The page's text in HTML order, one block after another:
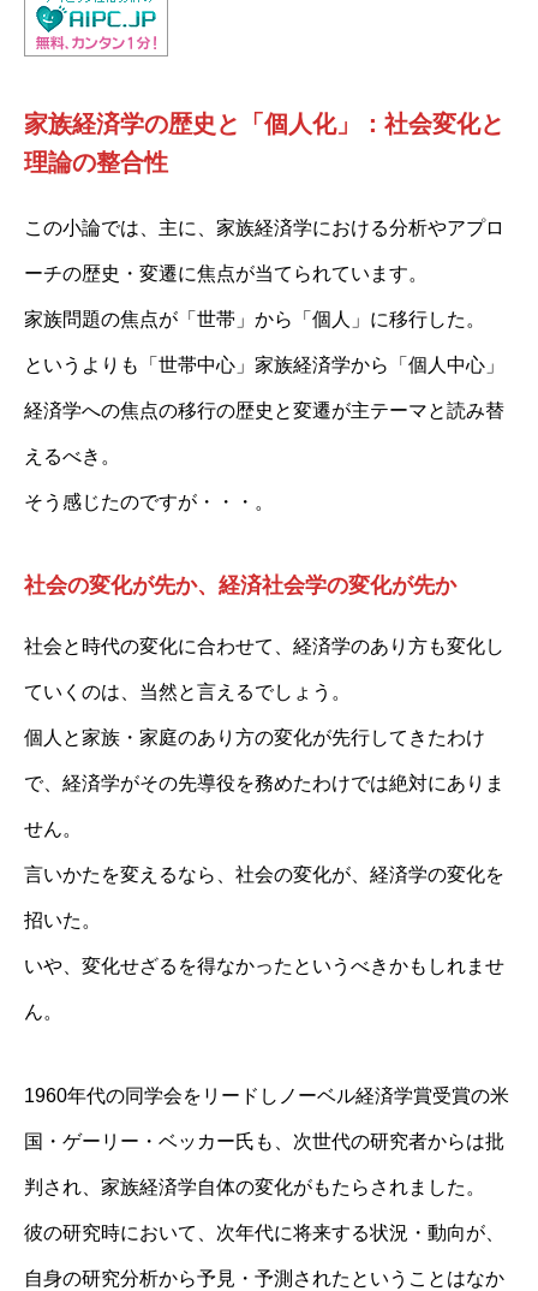
家族経済学の歴史と「個人化」：社会変化と
理論の整合性
この小論では、主に、家族経済学における分析やアプロ
ーチの歴史・変遷に焦点が当てられています。
家族問題の焦点が「世帯」から「個人」に移行した。
というよりも「世帯中心」家族経済学から「個人中心」
経済学への焦点の移行の歴史と変遷が主テーマと読み替
えるべき。
そう感じたのですが・・・。
社会の変化が先か、経済社会学の変化が先か
社会と時代の変化に合わせて、経済学のあり方も変化し
ていくのは、当然と言えるでしょう。
個人と家族・家庭のあり方の変化が先行してきたわけ
で、経済学がその先導役を務めたわけでは絶対にありま
せん。
言いかたを変えるなら、社会の変化が、経済学の変化を
招いた。
いや、変化せざるを得なかったというべきかもしれませ
ん。
1960年代の同学会をリードしノーベル経済学賞受賞の米
国・ゲーリー・ベッカー氏も、次世代の研究者からは批
判され、家族経済学自体の変化がもたらされました。
彼の研究時において、次年代に将来する状況・動向が、
自身の研究分析から予見・予測されたということはなか